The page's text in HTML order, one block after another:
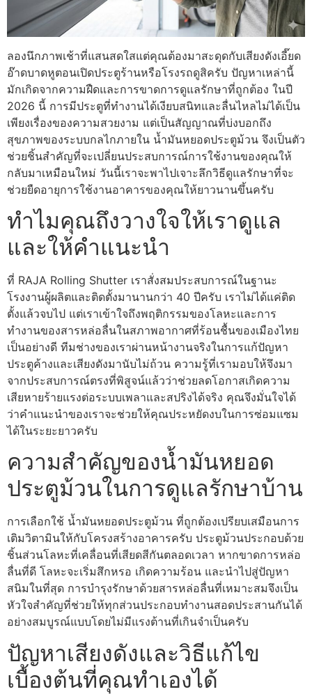
ลองนึกภาพเช้าที่แสนสดใสแต่คุณต้องมาสะดุดกับเสียงดังเอี๊ยด
อ๊าดบาดหูตอนเปิดประตูร้านหรือโรงรถดูสิครับ ปัญหาเหล่านี้
มักเกิดจากความฝืดและการขาดการดูแลรักษาที่ถูกต้อง ในปี
2026 นี้ การมีประตูที่ทำงานได้เงียบสนิทและลื่นไหลไม่ได้เป็น
เพียงเรื่องของความสวยงาม แต่เป็นสัญญาณที่บ่งบอกถึง
สุขภาพของระบบกลไกภายใน น้ำมันหยอดประตูม้วน จึงเป็นตัว
ช่วยชิ้นสำคัญที่จะเปลี่ยนประสบการณ์การใช้งานของคุณให้
กลับมาเหมือนใหม่ วันนี้เราจะพาไปเจาะลึกวิธีดูแลรักษาที่จะ
ช่วยยืดอายุการใช้งานอาคารของคุณให้ยาวนานขึ้นครับ
ทำไมคุณถึงวางใจให้เราดูแล
และให้คำแนะนำ
ที่ RAJA Rolling Shutter เราสั่งสมประสบการณ์ในฐานะ
โรงงานผู้ผลิตและติดตั้งมานานกว่า 40 ปีครับ เราไม่ได้แค่ติด
ตั้งแล้วจบไป แต่เราเข้าใจถึงพฤติกรรมของโลหะและการ
ทำงานของสารหล่อลื่นในสภาพอากาศที่ร้อนชื้นของเมืองไทย
เป็นอย่างดี ทีมช่างของเราผ่านหน้างานจริงในการแก้ปัญหา
ประตูค้างและเสียงดังมานับไม่ถ้วน ความรู้ที่เรามอบให้จึงมา
จากประสบการณ์ตรงที่พิสูจน์แล้วว่าช่วยลดโอกาสเกิดความ
เสียหายร้ายแรงต่อระบบเพลาและสปริงได้จริง คุณจึงมั่นใจได้
ว่าคำแนะนำของเราจะช่วยให้คุณประหยัดงบในการซ่อมแซม
ได้ในระยะยาวครับ
ความสำคัญของน้ำมันหยอด
ประตูม้วนในการดูแลรักษาบ้าน
การเลือกใช้ น้ำมันหยอดประตูม้วน ที่ถูกต้องเปรียบเสมือนการ
เติมวิตามินให้กับโครงสร้างอาคารครับ ประตูม้วนประกอบด้วย
ชิ้นส่วนโลหะที่เคลื่อนที่เสียดสีกันตลอดเวลา หากขาดการหล่อ
ลื่นที่ดี โลหะจะเริ่มสึกหรอ เกิดความร้อน และนำไปสู่ปัญหา
สนิมในที่สุด การบำรุงรักษาด้วยสารหล่อลื่นที่เหมาะสมจึงเป็น
หัวใจสำคัญที่ช่วยให้ทุกส่วนประกอบทำงานสอดประสานกันได้
อย่างสมบูรณ์แบบโดยไม่มีแรงต้านที่เกินจำเป็นครับ
ปัญหาเสียงดังและวิธีแก้ไข
เบื้องต้นที่คุณทำเองได้